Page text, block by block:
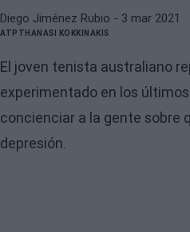
Diego Jiménez Rubio - 3 mar 2021
ATP THANASI KOKKINAKIS
El joven tenista australiano
experimentado en los
concienciar a la gente sobre
depresión.